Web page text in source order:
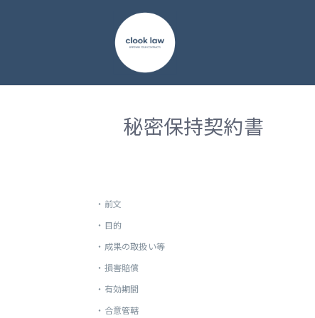
秘密保持契約書
・ 前文
・ 目的
・ 成果の取扱い等
・ 損害賠償
・ 有効期間
・ 合意管轄